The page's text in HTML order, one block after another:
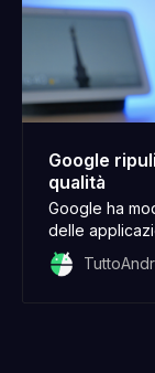
Google
qualità
Google ha
delle
quasi la metà